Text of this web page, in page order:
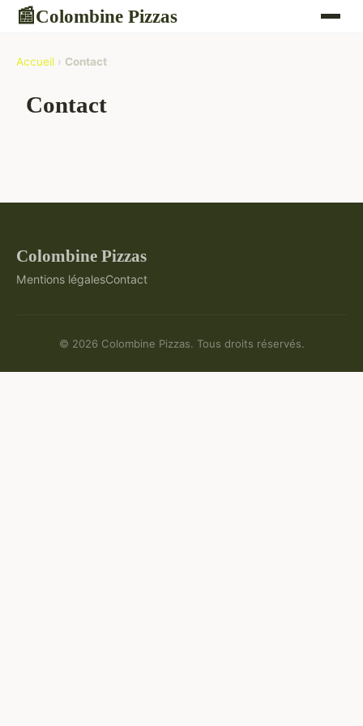
📰Colombine Pizzas
Accueil › Contact
Contact
Colombine Pizzas
Mentions légalesContact
© 2026 Colombine Pizzas. Tous droits réservés.